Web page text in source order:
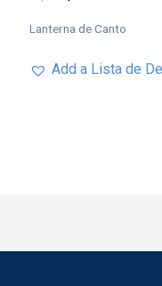
Lanterna de Canto
Add a Lista de